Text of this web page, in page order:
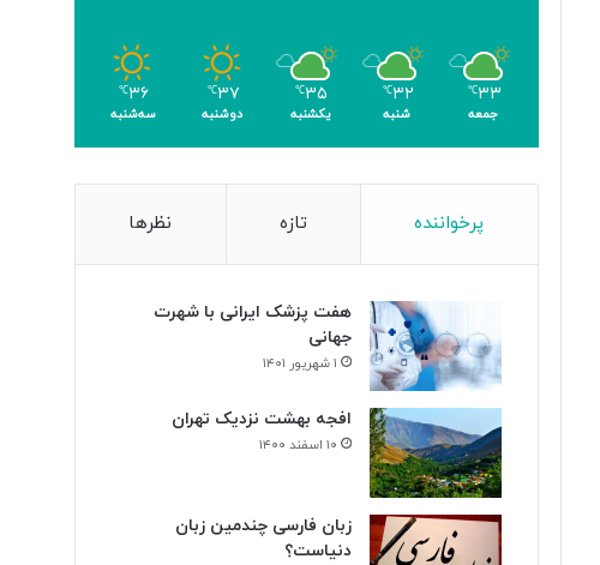
۳۳℃
جمعه
۳۲℃
شنبه
۳۵℃
یکشنبه
۳۷℃
دوشنبه
۳۶℃
سه‌شنبه
پرخواننده تازه نظرها
هفت پزشک ایرانی با شهرت
جهانی
۱ شهریور ۱۴۰۱
افجه بهشت نزدیک تهران
۱۰ اسفند ۱۴۰۰
زبان فارسی چندمین زبان
دنیاست؟